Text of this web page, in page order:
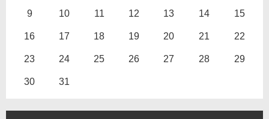
9 10 11 12 13 14 15
16 17 18 19 20 21 22
23 24 25 26 27 28 29
30 31